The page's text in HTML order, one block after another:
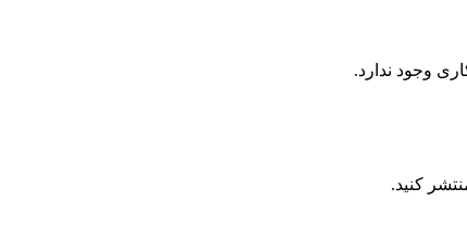
وجود ندارد.
کنید.